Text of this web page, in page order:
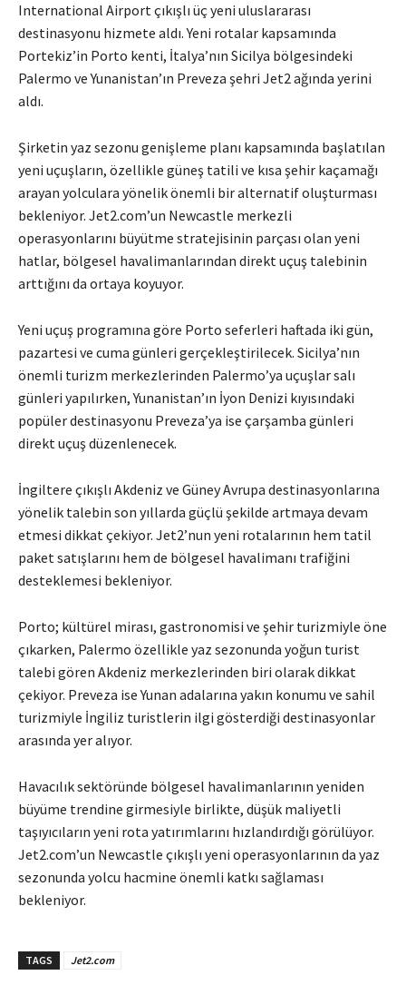
International Airport çıkışlı üç yeni uluslararası
destinasyonu hizmete aldı. Yeni rotalar kapsamında
Portekiz’in Porto kenti, İtalya’nın Sicilya bölgesindeki
Palermo ve Yunanistan’ın Preveza şehri Jet2 ağında yerini
aldı.
Şirketin yaz sezonu genişleme planı kapsamında başlatılan
yeni uçuşların, özellikle güneş tatili ve kısa şehir kaçamağı
arayan yolculara yönelik önemli bir alternatif oluşturması
bekleniyor. Jet2.com’un Newcastle merkezli
operasyonlarını büyütme stratejisinin parçası olan yeni
hatlar, bölgesel havalimanlarından direkt uçuş talebinin
arttığını da ortaya koyuyor.
Yeni uçuş programına göre Porto seferleri haftada iki gün,
pazartesi ve cuma günleri gerçekleştirilecek. Sicilya’nın
önemli turizm merkezlerinden Palermo’ya uçuşlar salı
günleri yapılırken, Yunanistan’ın İyon Denizi kıyısındaki
popüler destinasyonu Preveza’ya ise çarşamba günleri
direkt uçuş düzenlenecek.
İngiltere çıkışlı Akdeniz ve Güney Avrupa destinasyonlarına
yönelik talebin son yıllarda güçlü şekilde artmaya devam
etmesi dikkat çekiyor. Jet2’nun yeni rotalarının hem tatil
paket satışlarını hem de bölgesel havalimanı trafiğini
desteklemesi bekleniyor.
Porto; kültürel mirası, gastronomisi ve şehir turizmiyle öne
çıkarken, Palermo özellikle yaz sezonunda yoğun turist
talebi gören Akdeniz merkezlerinden biri olarak dikkat
çekiyor. Preveza ise Yunan adalarına yakın konumu ve sahil
turizmiyle İngiliz turistlerin ilgi gösterdiği destinasyonlar
arasında yer alıyor.
Havacılık sektöründe bölgesel havalimanlarının yeniden
büyüme trendine girmesiyle birlikte, düşük maliyetli
taşıyıcıların yeni rota yatırımlarını hızlandırdığı görülüyor.
Jet2.com’un Newcastle çıkışlı yeni operasyonlarının da yaz
sezonunda yolcu hacmine önemli katkı sağlaması
bekleniyor.
TAGS Jet2.com